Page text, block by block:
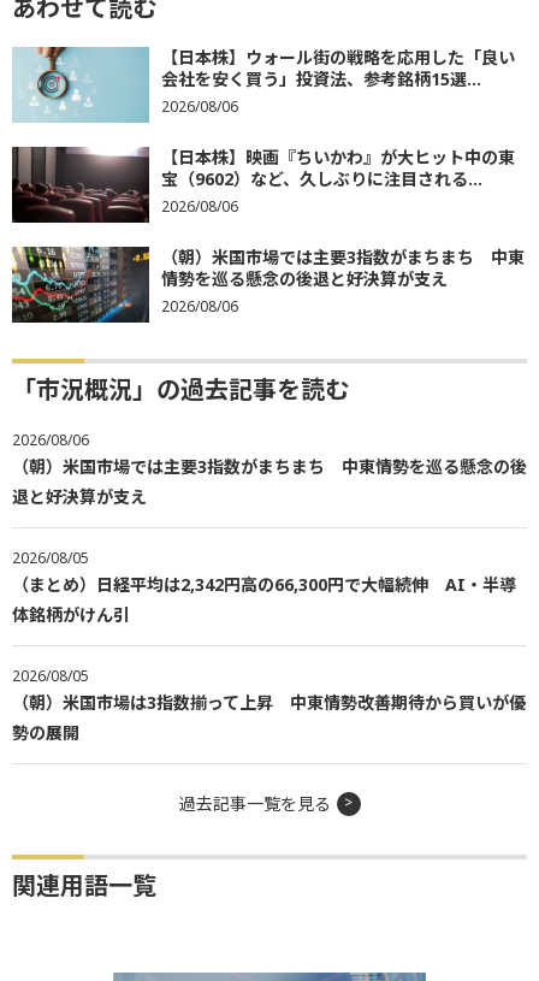
あわせて読む
【日本株】ウォール街の戦略を応用した「良い
会社を安く買う」投資法、参考銘柄15選...
2026/08/06
【日本株】映画『ちいかわ』が大ヒット中の東
宝（9602）など、久しぶりに注目される...
2026/08/06
（朝）米国市場では主要3指数がまちまち 中東
情勢を巡る懸念の後退と好決算が支え
2026/08/06
「市況概況」の過去記事を読む
2026/08/06
（朝）米国市場では主要3指数がまちまち 中東情勢を巡る懸念の後
退と好決算が支え
2026/08/05
（まとめ）日経平均は2,342円高の66,300円で大幅続伸 AI・半導
体銘柄がけん引
2026/08/05
（朝）米国市場は3指数揃って上昇 中東情勢改善期待から買いが優
勢の展開
過去記事一覧を見る
関連用語一覧